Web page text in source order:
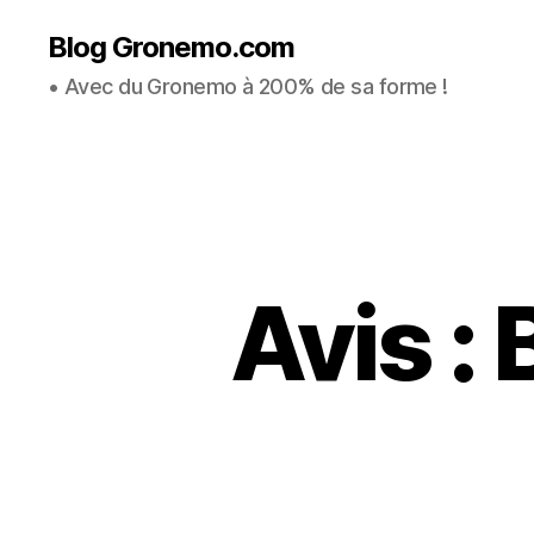
Blog Gronemo.com
• Avec du Gronemo à 200% de sa forme !
Avis :